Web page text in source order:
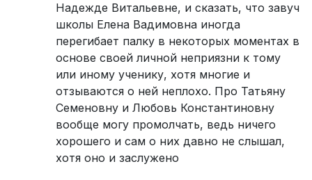
Надежде Витальевне, и сказать, что завуч
школы Елена Вадимовна иногда
перегибает палку в некоторых моментах в
основе своей личной неприязни к тому
или иному ученику, хотя многие и
отзываются о ней неплохо. Про Татьяну
Семеновну и Любовь Константиновну
вообще могу промолчать, ведь ничего
хорошего и сам о них давно не слышал,
хотя оно и заслужено